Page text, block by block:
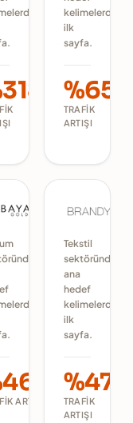
kelimelerde
ilk
sayfa.
%65
TRAFIK
ARTIŞI
ARTIŞI
Tekstil
sektöründe
ana
hedef
kelimelerde
ilk
sayfa.
%47
TRAFIK
ARTIŞI